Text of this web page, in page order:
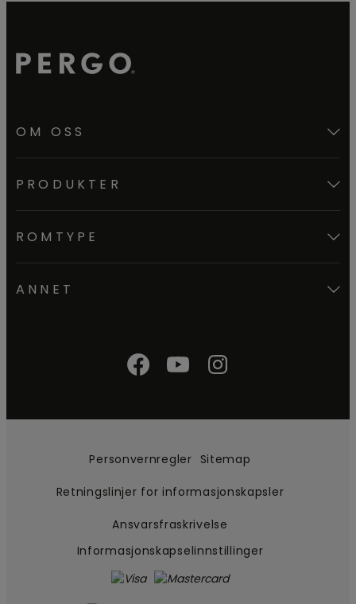
OM OSS
PRODUKTER
ROMTYPE
ANNET
Personvernregler Sitemap
Retningslinjer for informasjonskapsler
Ansvarsfraskrivelse
Informasjonskapselinnstillinger